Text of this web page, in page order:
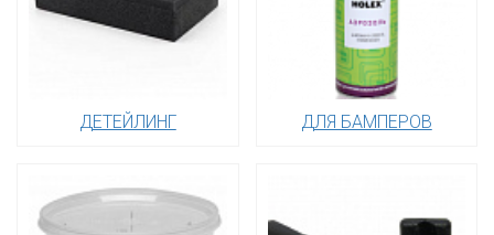
ДЕТЕЙЛИНГ ДЛЯ БАМПЕРОВ